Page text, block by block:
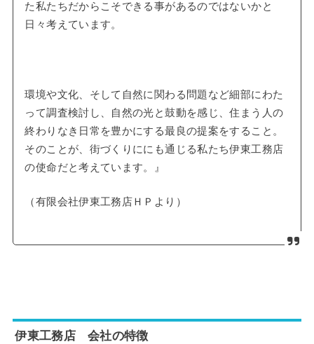
た私たちだからこそできる事があるのではないかと
日々考えています。
環境や文化、そして自然に関わる問題など細部にわた
って調査検討し、自然の光と鼓動を感じ、住まう人の
終わりなき日常を豊かにする最良の提案をすること。
そのことが、街づくりににも通じる私たち伊東工務店
の使命だと考えています。』
（有限会社伊東工務店ＨＰより）
伊東工務店 会社の特徴